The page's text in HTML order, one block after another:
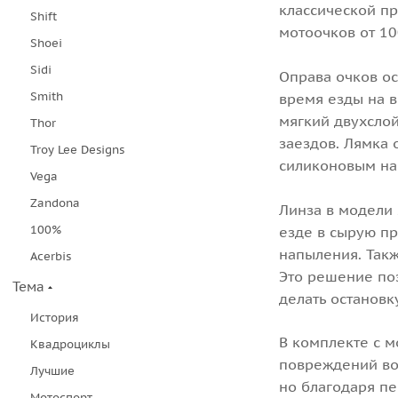
классической
мотоочков от
Оправа очков
время езды на
мягкий
заездов. Лямка
силиконовым
Линза в модели
езде в сырую
напыления.
Это решение
делать
В комплекте с
повреждений
но благодаря
Shift
Shoei
Sidi
Smith
Thor
Troy Lee Designs
Vega
Zandona
100%
Acerbis
Тема
История
Квадроциклы
Лучшие